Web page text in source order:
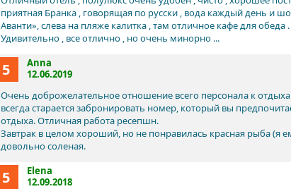
приятная Бранка , говорящая по русски , вода каждый день и
Аванти», слева на пляже калитка , там отличное кафе для обеда .
Удивительно , все отлично , но очень минорно ...
5
Anna
12.06.2019
Очень доброжелательное отношение всего персонала к
всегда старается забронировать номер, который вы
отдыха. Отличная работа ресепшн.
Завтрак в целом хороший, но не понравилась красная рыба (я
довольно соленая.
5
Elena
12.09.2018